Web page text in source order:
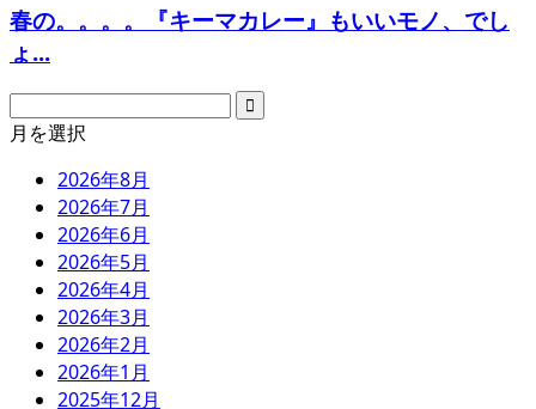
春の。。。。『キーマカレー』もいいモノ、でし
ょ...
月を選択
2026年8月
2026年7月
2026年6月
2026年5月
2026年4月
2026年3月
2026年2月
2026年1月
2025年12月